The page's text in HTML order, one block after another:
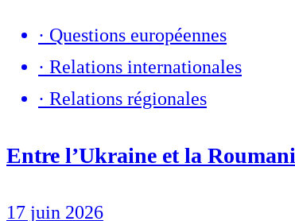
· Questions européennes
· Relations internationales
· Relations régionales
Entre l’Ukraine et la
17 juin 2026